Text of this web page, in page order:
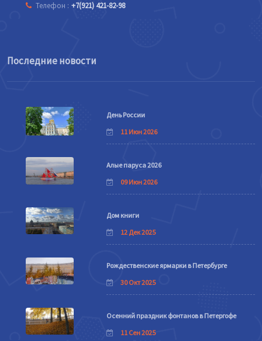
Телефон : +7(921) 421-82-98
Последние новости
День России
11 Июн 2026
Алые паруса 2026
09 Июн 2026
Дом книги
12 Дек 2025
Рождественские ярмарки в Петербурге
30 Окт 2025
Осенний праздник фонтанов в Петергофе
11 Сен 2025